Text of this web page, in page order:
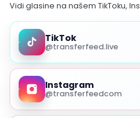
Vidi glasine na našem TikToku,
TikTok
@transferfeed.live
Instagram
@transferfeedcom